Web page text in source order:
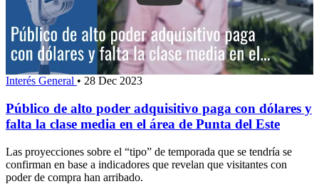
Interés General • 28 Dec 2023
Público de alto poder adquisitivo paga con dólares y
falta la clase media en el área de Punta del Este
Las proyecciones sobre el “tipo” de temporada que se tendría se
confirman en base a indicadores que revelan que visitantes con
poder de compra han arribado.